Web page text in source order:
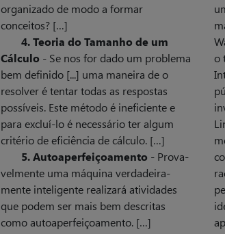
organizado de modo a formar
conceitos? […]
4. Teoria do Tamanho de um
Cálculo - Se nos for dado um proble­ma
bem definido [...] uma maneira de o
resolver é tentar todas as respostas
possíveis. Este método é ineficiente e
para excluí-lo é necessário ter algum
critério de eficiência de cálculo. […]
5. Autoaperfeiçoamento - Prova­
vel­mente uma máquina verdadeira­
mente inteligente realizará atividades
que podem ser mais bem descritas
como autoaperfeiçoamento. […]
o